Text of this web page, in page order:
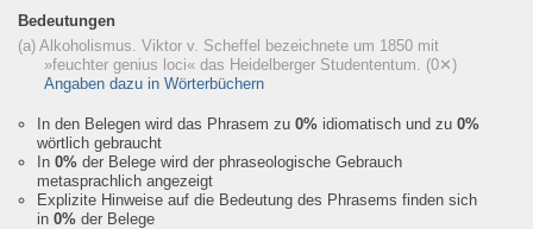
Bedeutungen
(a) Alkoholismus. Viktor v. Scheffel bezeichnete um 1850 mit
»feuchter genius loci« das Heidelberger Studententum. (0✕)
Angaben dazu in Wörterbüchern
In den Belegen wird das Phrasem zu 0% idiomatisch und zu 0%
wörtlich gebraucht
In 0% der Belege wird der phraseologische Gebrauch
metasprachlich angezeigt
Explizite Hinweise auf die Bedeutung des Phrasems finden sich
in 0% der Belege